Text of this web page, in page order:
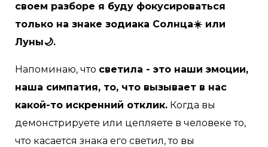
своем разборе я буду фокусироваться
только на знаке зодиака Солнца☀️ или
Луны🌙.
Напоминаю, что светила - это наши эмоции,
наша симпатия, то, что вызывает в нас
какой-то искренний отклик. Когда вы
демонстрируете или цепляете в человеке то,
что касается знака его светил, то вы